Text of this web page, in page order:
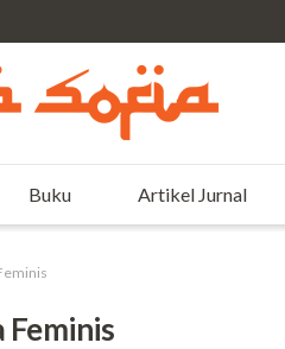
Buku Artikel Jurnal
Feminis